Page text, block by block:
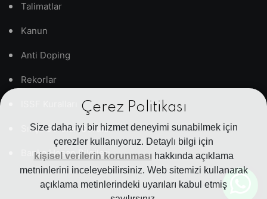
Çerez Politikası
Size daha iyi bir hizmet deneyimi sunabilmek için
çerezler kullanıyoruz. Detaylı bilgi için
kişisel verilerin korunmasıhakkında açıklama
metninlerini inceleyebilirsiniz. Web sitemizi kullanarak
açıklama metinlerindeki uyarıları kabul etmiş
Talimatlar
Kanun
Anti Doping
Rekorlar
Sıkça Sorulan Sorular
Banka Hesap Bilgileri